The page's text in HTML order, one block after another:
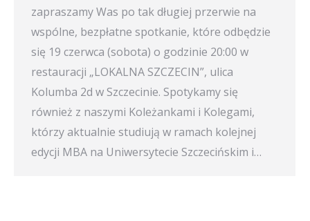
zapraszamy Was po tak długiej przerwie na
wspólne, bezpłatne spotkanie, które odbędzie
się 19 czerwca (sobota) o godzinie 20:00 w
restauracji „LOKALNA SZCZECIN”, ulica
Kolumba 2d w Szczecinie. Spotykamy się
również z naszymi Koleżankami i Kolegami,
którzy aktualnie studiują w ramach kolejnej
edycji MBA na Uniwersytecie Szczecińskim i…